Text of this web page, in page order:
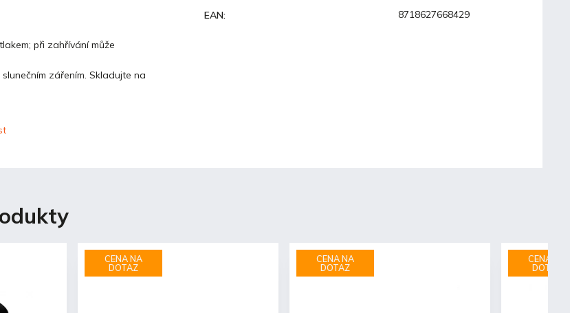
při zahřívání může
zářením. Skladujte na
EAN: 8718627668429
CENA NA
DOTAZ
CENA NA
DOTAZ
CENA NA
DOTAZ